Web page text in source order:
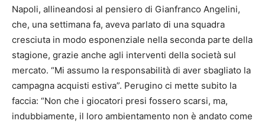
Napoli, allineandosi al pensiero di Gianfranco Angelini,
che, una settimana fa, aveva parlato di una squadra
cresciuta in modo esponenziale nella seconda parte della
stagione, grazie anche agli interventi della società sul
mercato. “Mi assumo la responsabilità di aver sbagliato la
campagna acquisti estiva”. Perugino ci mette subito la
faccia: “Non che i giocatori presi fossero scarsi, ma,
indubbiamente, il loro ambientamento non è andato come